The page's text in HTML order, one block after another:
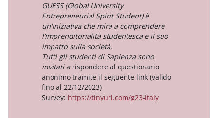
GUESS (Global University
Entrepreneurial Spirit Student) è
un'iniziativa che mira a comprendere
l’imprenditorialità studentesca e il suo
impatto sulla società.
Tutti gli studenti di Sapienza sono
invitati a rispondere al questionario
anonimo tramite il seguente link (valido
fino al 22/12/2023)
Survey: https://tinyurl.com/g23-italy